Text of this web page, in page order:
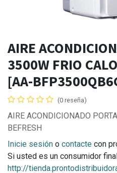
AIRE
3500W FRIO
[AA-
(0 reseña)
AIRE ACONDICIONADO
BEFRESH
Inicie sesión o contacte con
Si usted es un consumidor
http://